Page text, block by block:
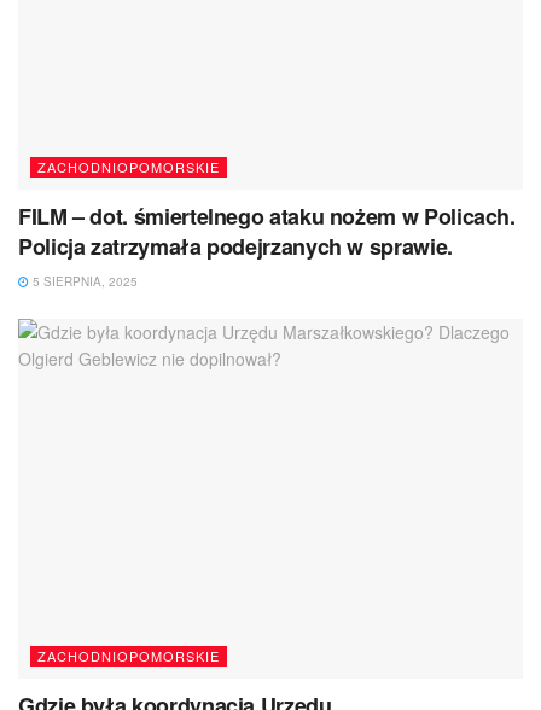
ZACHODNIOPOMORSKIE
FILM – dot. śmiertelnego ataku nożem w Policach.
Policja zatrzymała podejrzanych w sprawie.
5 SIERPNIA, 2025
ZACHODNIOPOMORSKIE